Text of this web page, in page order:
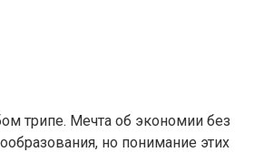
трипе. Мечта об экономии без
но понимание этих